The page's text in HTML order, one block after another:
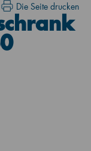
Die Seite drucken